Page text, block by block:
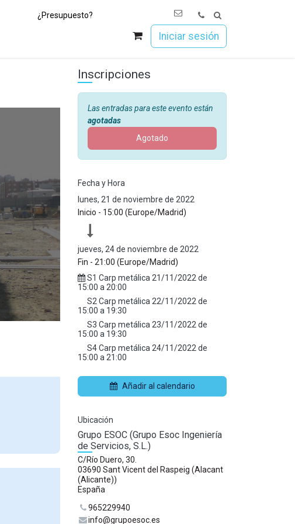
¿Presupuesto?
Iniciar sesión
Inscripciones
Las entradas para este evento están
agotadas
Agotado
Fecha y Hora
lunes, 21 de noviembre de 2022
Inicio - 15:00 (Europe/Madrid)
jueves, 24 de noviembre de 2022
Fin - 21:00 (Europe/Madrid)
S1 Carp metálica 21/11/2022 de
15:00 a 20:00
S2 Carp metálica 22/11/2022 de
15:00 a 19:30
S3 Carp metálica 23/11/2022 de
15:00 a 19:30
S4 Carp metálica 24/11/2022 de
15:00 a 21:00
Añadir al calendario
Ubicación
Grupo ESOC (Grupo Esoc Ingeniería
de Servicios, S.L.)
C/Río Duero, 30.
03690 Sant Vicent del Raspeig (Alacant
(Alicante))
España
965229940
info@grupoesoc.es